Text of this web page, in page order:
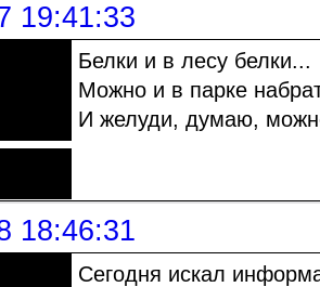
19:41:33
Белки и в лесу белки...
Можно и в парке
И желуди, думаю,
18:46:31
Сегодня искал